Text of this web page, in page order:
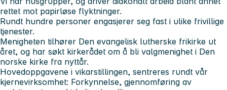
rettet mot papirløse flyktninger.
Rundt hundre personer engasjerer seg fast i ulike frivillige
tjenester.
Menigheten tilhører Den evangelisk lutherske frikirke ut
året, og har søkt kirkerådet om å bli valgmenighet i Den
norske kirke fra nyttår.
Hovedoppgavene i vikarstillingen, sentreres rundt vår
kjernevirksomhet: Forkynnelse, gjennomføring av